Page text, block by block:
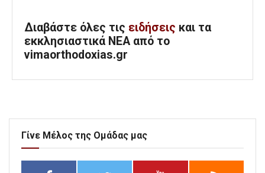
Διαβάστε όλες τις ειδήσεις και τα
εκκλησιαστικά ΝΕΑ από το
vimaorthodoxias.gr
Γίνε Μέλος της Ομάδας μας